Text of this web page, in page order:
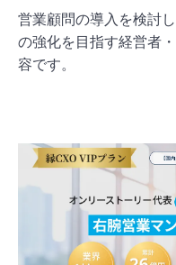
営業顧問の導入を検討
の強化を目指す経営者
容です。